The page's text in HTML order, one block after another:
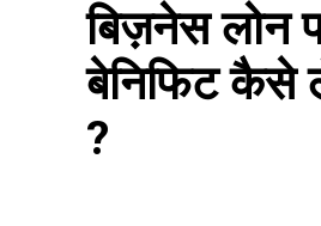
बिज़नेस लोन
बेनिफिट
?